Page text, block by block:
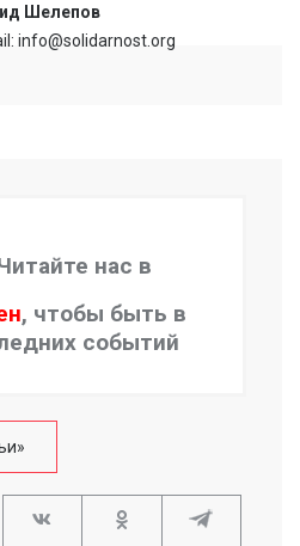
Шелепов
info@solidarnost.org
нас в
, чтобы быть в
событий